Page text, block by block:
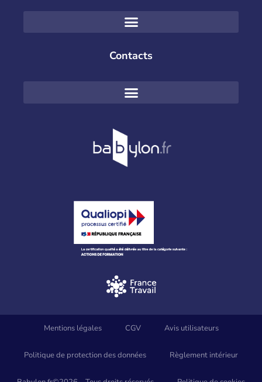
Contacts
Mentions légales CGV Avis utilisateurs
Politique de protection des données Règlement intérieur